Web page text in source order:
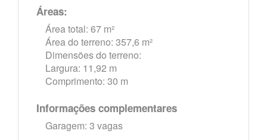
Áreas:
Área total: 67 m²
Área do terreno: 357,6 m²
Dimensões do terreno:
Largura: 11,92 m
Comprimento: 30 m
Informações complementares
Garagem: 3 vagas